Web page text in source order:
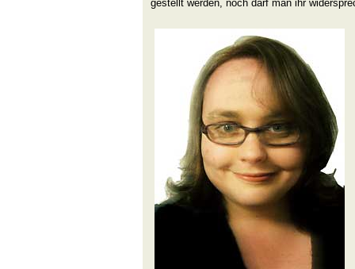
gestellt werden, noch darf man ihr